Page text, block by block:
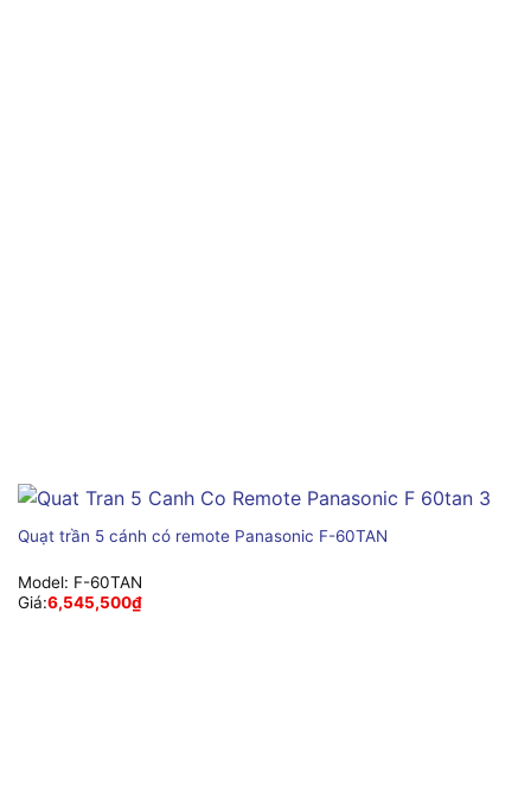
Quạt trần 5 cánh có remote Panasonic F-60TAN
Model: F-60TAN
Giá:6,545,500₫